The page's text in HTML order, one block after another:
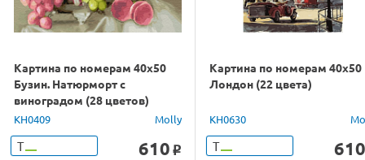
Картина по номерам 40х50
Бузин. Натюрморт с
виноградом (28 цветов)
KH0409 Molly
Т 610 o
Картина по номерам 40х50
Лондон (22 цвета)
KH0630
Т 610